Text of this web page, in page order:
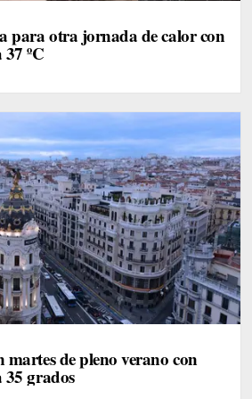
para otra jornada de calor con
ºC
de pleno verano con
35 grados